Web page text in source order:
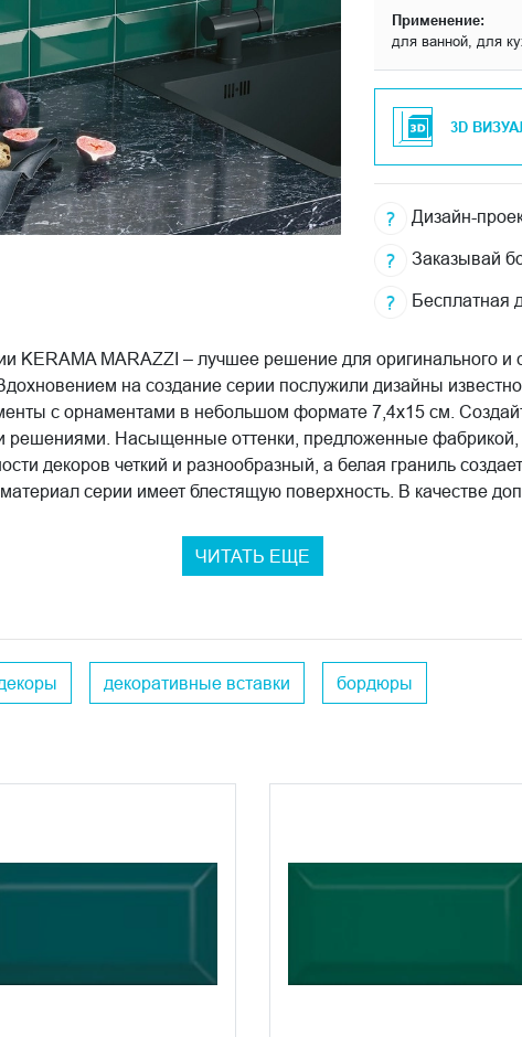
Применение:
для ванной, для
3D
Дизайн-
Заказывай
Бесплатная
KERAMA MARAZZI – лучшее решение для оригинального и
на создание серии послужили дизайны
с орнаментами в небольшом формате 7,4х15 см.
решениями. Насыщенные оттенки, предложенные фабрикой,
декоров четкий и разнообразный, а белая граниль
серии имеет блестящую поверхность. В качестве
ЧИТАТЬ ЕЩЕ
декоративные вставки бордюры